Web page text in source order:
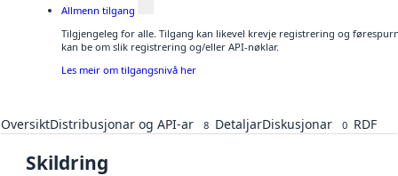
Allmenn tilgang
Tilgjengeleg for alle. Tilgang kan likevel krevje registrering og
kan be om slik registrering og/eller API-nøklar.
Les meir om tilgangsnivå her
OversiktDistribusjonar og API-ar 8 DetaljarDiskusjonar 0 RDF
Skildring